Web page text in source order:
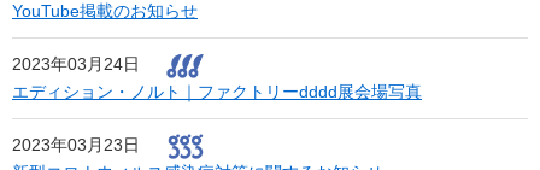
YouTube掲載のお知らせ
2023年03月24日
エディション・ノルト｜ファクトリーdddd展会場写真
2023年03月23日